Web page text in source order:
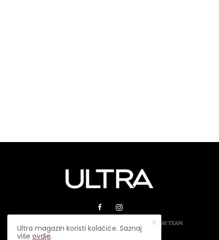
© 2026 ULTRA MAGAZIN. SVA PRAVA ZADRŽANA.PLAY TEAM
Ultra magazin koristi kolačiće. Saznaj
višeovdje.